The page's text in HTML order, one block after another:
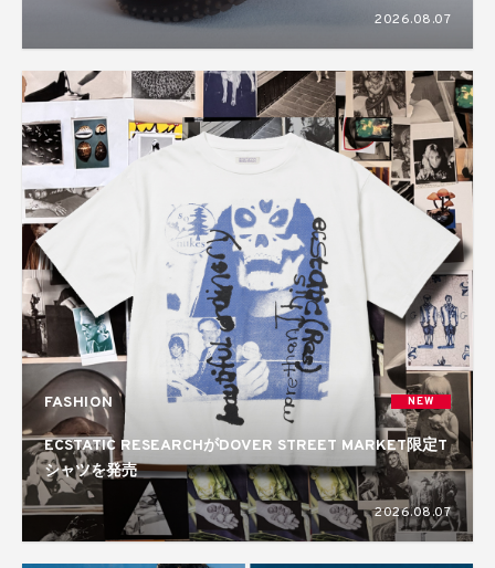
2026.08.07
FASHION NEW
ECSTATIC RESEARCHがDOVER STREET MARKET限定T
シャツを発売
2026.08.07